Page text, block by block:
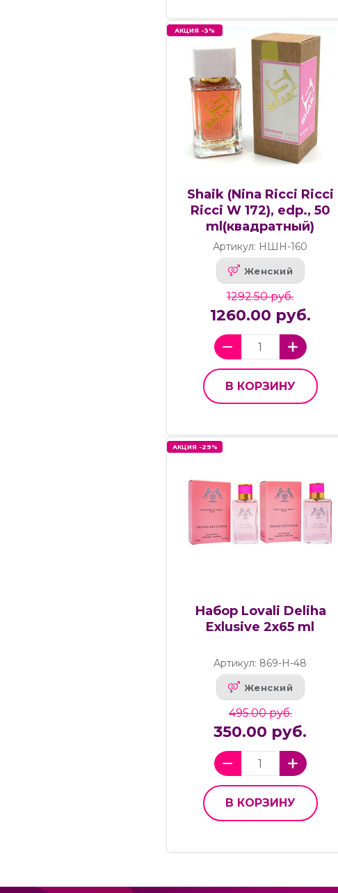
АКЦИЯ -3%
Shaik (Nina Ricci Ricci
Ricci W 172), edp., 50
ml(квадратный)
Артикул: НШН-160
Женский
1292.50 руб.
1260.00 руб.
В КОРЗИНУ
АКЦИЯ -29%
Набор Lovali Deliha
Exlusive 2x65 ml
Артикул: 869-Н-48
Женский
495.00 руб.
350.00 руб.
В КОРЗИНУ